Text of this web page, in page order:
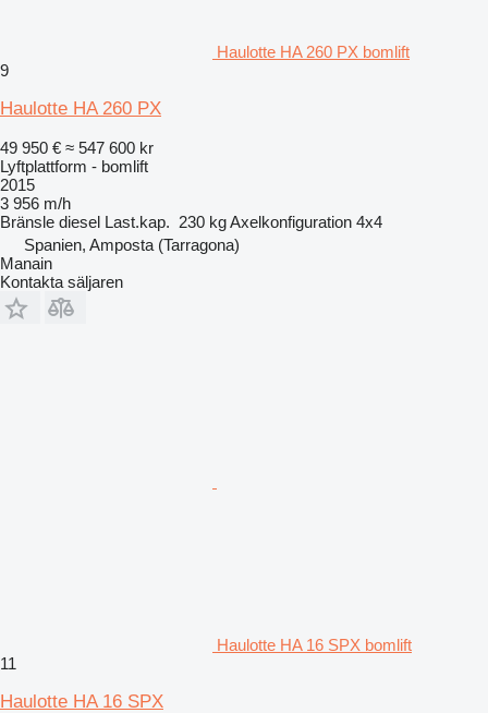
Haulotte HA 260 PX bomlift
9
Haulotte HA 260 PX
49 950 € ≈ 547 600 kr
Lyftplattform - bomlift
2015
3 956 m/h
Bränsle diesel Last.kap. 230 kgAxelkonfiguration 4x4
Spanien, Amposta (Tarragona)
Manain
Kontakta säljaren
Haulotte HA 16 SPX bomlift
11
Haulotte HA 16 SPX